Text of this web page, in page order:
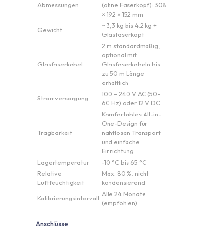
Abmessungen
(ohne Faserkopf): 308
× 192 × 152 mm
Gewicht
~ 3,3 kg bis 4,2 kg +
Glasfaserkopf
Glasfaserkabel
2 m standardmäßig,
optional mit
Glasfaserkabeln bis
zu 50 m Länge
erhältlich
Stromversorgung
100 – 240 V AC (50-
60 Hz) oder 12 V DC
Tragbarkeit
Komfortables All-in-
One-Design für
nahtlosen Transport
und einfache
Einrichtung
Lagertemperatur
-10 °C bis 65 °C
Relative
Luftfeuchtigkeit
Max. 80 %, nicht
kondensierend
Kalibrierungsintervall
Alle 24 Monate
(empfohlen)
Anschlüsse